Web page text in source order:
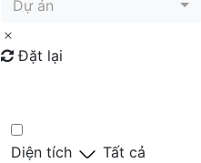
Dự án
Đặt lại
Diện tích Tất cả